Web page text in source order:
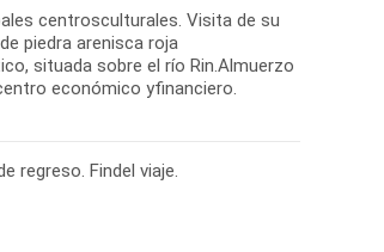
centrosculturales. Visita de su
piedra arenisca roja
situada sobre el río Rin.Almuerzo
económico yfinanciero.
regreso. Findel viaje.